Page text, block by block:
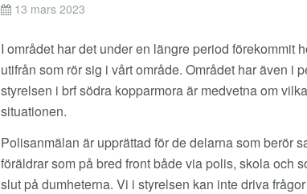
13 mars 2023
I området har det under en längre period förekommit
utifrån som rör sig i vårt område. Området har även i
styrelsen i brf södra kopparmora är medvetna om
situationen.
Polisanmälan är upprättad för de delarna som berör
föräldrar som på bred front både via polis, skola och
slut på dumheterna. Vi i styrelsen kan inte driva